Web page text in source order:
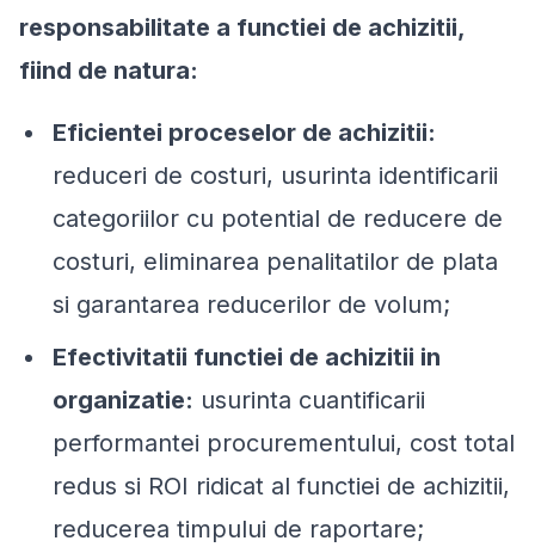
responsabilitate a functiei de achizitii,
fiind de natura:
Eficientei proceselor de achizitii:
reduceri de costuri, usurinta identificarii
categoriilor cu potential de reducere de
costuri, eliminarea penalitatilor de plata
si garantarea reducerilor de volum;
Efectivitatii functiei de achizitii in
organizatie: usurinta cuantificarii
performantei procurementului, cost total
redus si ROI ridicat al functiei de achizitii,
reducerea timpului de raportare;